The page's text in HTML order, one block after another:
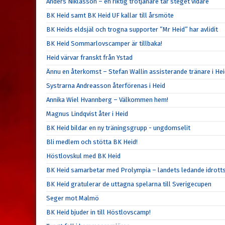
BK Heid samt BK Heid UF kallar till årsmöte
BK Heids eldsjäl och trogna supporter ”Mr Heid” har avlidit
BK Heid Sommarlovscamper är tillbaka!
Heid värvar franskt från Ystad
Ännu en återkomst – Stefan Wallin assisterande tränare i
Systrarna Andreasson återförenas i Heid
Annika Wiel Hvannberg – Välkommen hem!
Magnus Lindqvist åter i Heid
BK Heid bildar en ny träningsgrupp - ungdomselit
Bli medlem och stötta BK Heid!
Höstlovskul med BK Heid
BK Heid samarbetar med Prolympia – landets ledande
BK Heid gratulerar de uttagna spelarna till Sverigecupen
Seger mot Malmö
BK Heid bjuder in till Höstlovscamp!